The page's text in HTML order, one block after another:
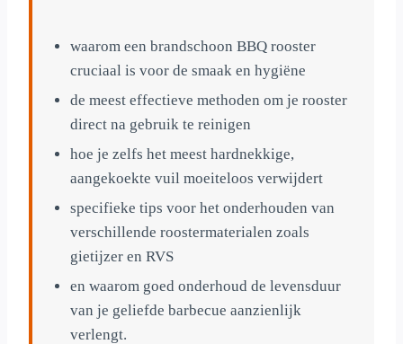
waarom een brandschoon BBQ rooster
cruciaal is voor de smaak en hygiëne
de meest effectieve methoden om je rooster
direct na gebruik te reinigen
hoe je zelfs het meest hardnekkige,
aangekoekte vuil moeiteloos verwijdert
specifieke tips voor het onderhouden van
verschillende roostermaterialen zoals
gietijzer en RVS
en waarom goed onderhoud de levensduur
van je geliefde barbecue aanzienlijk
verlengt.